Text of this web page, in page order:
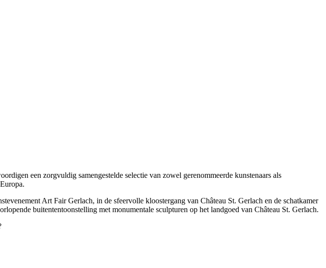
een zorgvuldig samengestelde selectie van zowel gerenommeerde kunstenaars als
Art Fair Gerlach, in de sfeervolle kloostergang van Château St. Gerlach en de schatkamer
buitententoonstelling met monumentale sculpturen op het landgoed van Château St. Gerlach.